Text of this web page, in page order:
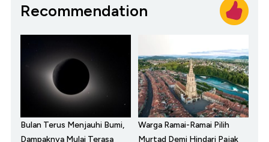
Recommendation
Bulan Terus Menjauhi Bumi,
Dampaknya Mulai Terasa
Warga Ramai-Ramai Pilih
Murtad Demi Hindari Pajak